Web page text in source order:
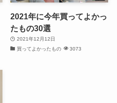
2021年に今年買ってよかっ
たもの30選
2021年12月12日
買ってよかったもの
3073